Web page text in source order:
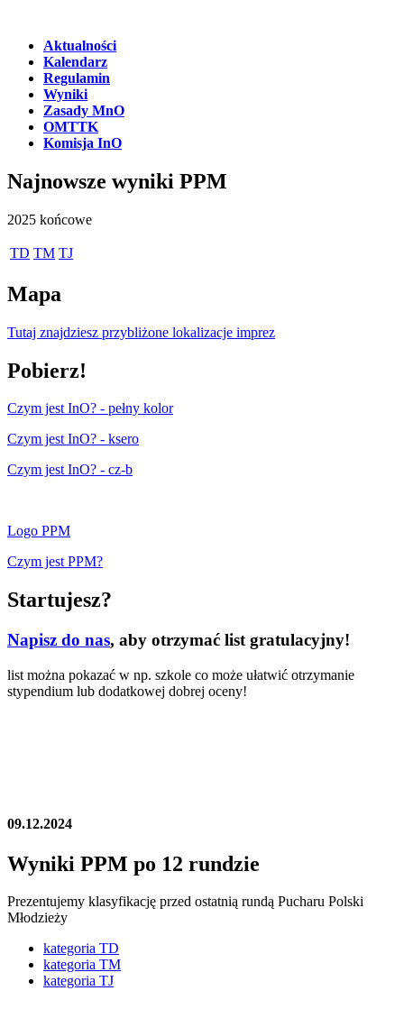
Aktualności
Kalendarz
Regulamin
Wyniki
Zasady MnO
OMTTK
Komisja InO
Najnowsze wyniki PPM
2025 końcowe
TD TM TJ
Mapa
Tutaj znajdziesz przybliżone lokalizacje imprez
Pobierz!
Czym jest InO? - pełny kolor
Czym jest InO? - ksero
Czym jest InO? - cz-b
Logo PPM
Czym jest PPM?
Startujesz?
Napisz do nas, aby otrzymać list gratulacyjny!
list można pokazać w np. szkole co może ułatwić otrzymanie
stypendium lub dodatkowej dobrej oceny!
09.12.2024
Wyniki PPM po 12 rundzie
Prezentujemy klasyfikację przed ostatnią rundą Pucharu Polski
Młodzieży
kategoria TD
kategoria TM
kategoria TJ